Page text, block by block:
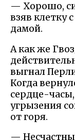
— Хорошо,
взяв клетку
дамой.
А как же
выгнал
Когда
сердце-
угрызения
от горя.
—